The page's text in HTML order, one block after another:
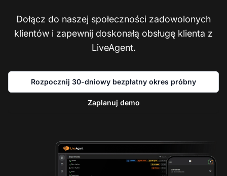
Dołącz do naszej społeczności zadowolonych
klientów i zapewnij doskonałą obsługę klienta z
LiveAgent.
Rozpocznij 30-dniowy bezpłatny okres próbny
Zaplanuj demo